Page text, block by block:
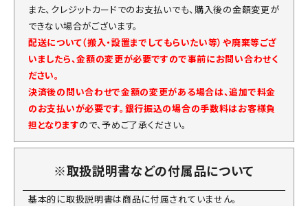
また、クレジットカードでのお支払いでも、購入後の金額変更が
できない場合がございます。
配送について（搬入・設置までしてもらいたい等）や廃棄等ござ
いましたら、金額の変更が必要ですので事前にお問い合わせく
ださい。
決済後の問い合わせで金額の変更がある場合は、追加で料金
のお支払いが必要です。銀行振込の場合の手数料はお客様負
担となりますので、予めご了承ください。
※取扱説明書などの付属品について
基本的に取扱説明書は商品に付属されていません。